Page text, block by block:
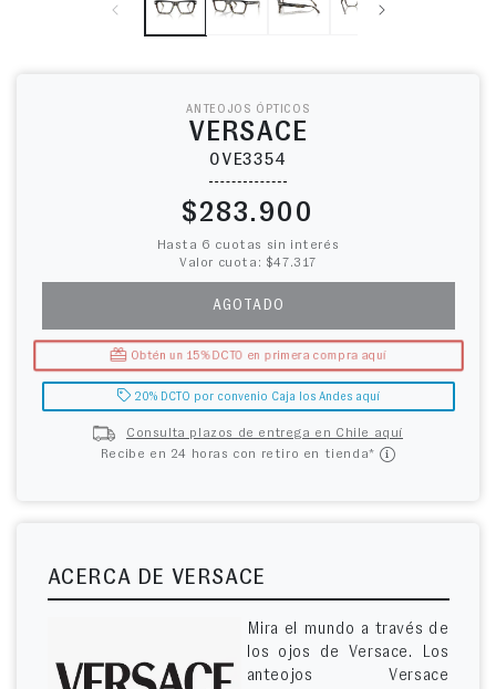
ANTEOJOS ÓPTICOS
VERSACE
0VE3354
Precio habitual
$283.900
Hasta 6 cuotas sin interés
Valor cuota: $47.317
AGOTADO
Obtén un 15% DCTO en primera compra aquí
20% DCTO por convenio Caja los Andes aquí
Consulta plazos de entrega en Chile aquí
Recibe en 24 horas con retiro en tienda*
ACERCA DE VERSACE
Mira el mundo a través de
los ojos de Versace. Los
anteojos Versace